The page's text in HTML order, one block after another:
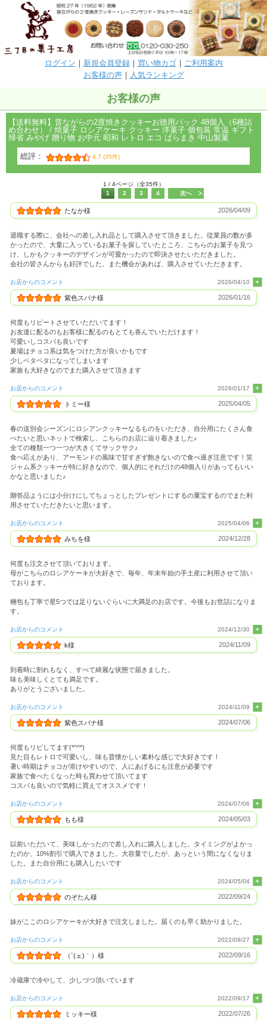
ログイン ｜ 新規会員登録｜ 買い物カゴ｜ ご利用案内
お客様の声｜ 人気ランキング
お客様の声
【送料無料】昔ながらの2度焼きクッキーお徳用パック 48個入（6種詰
め合わせ） / 焼菓子 ロシアケーキ クッキー 洋菓子 個包装 常温 ギフト
帰省 みやげ 贈り物 お中元 昭和 レトロ エコ ばらまき 中山製菓
総評： 4.7 (35件)
1 / 4ページ（全35件）
1
2 3 4 次へ
たなか様 2026/04/09
退職する際に、会社への差し入れ品として購入させて頂きました。従業員の数が多
かったので、大量に入っているお菓子を探していたところ、こちらのお菓子を見つ
け、しかもクッキーのデザインが可愛かったので即決させたいただきました。
会社の皆さんからも好評でした。また機会があれば、購入させていただきます。
お店からのコメント 2026/04/10
紫色スパナ様 2026/01/16
何度もリピートさせていただいてます！
お友達に配るのもお客様に配るのもとても喜んでいただけます！
可愛いしコスパも良いです
夏場はチョコ系は気をつけた方が良いかもです
少しベタベタになってしまいます
家族も大好きなのでまた購入させて頂きます
お店からのコメント 2026/01/17
トミー様 2025/04/05
春の送別会シーズンにロシアンクッキーなるものをいただき、自分用にたくさん食
べたいと思いネットで検索し、こちらのお店に辿り着きました♪
全ての種類一つ一つが大きくてサックサク♪
食べ応えがあり、アーモンドの風味で甘すぎず飽きないので食べ過ぎ注意です！笑
ジャム系クッキーが特に好きなので、個人的にそれだけの48個入りがあってもいい
かなと思いました♪
贈答品ようには小分けにしてちょっとしたプレゼントにするの重宝するのでまた利
用させていただきたいと思います。
お店からのコメント 2025/04/06
みちを様 2024/12/28
何度も注文させて頂いております。
母がこちらのロシアケーキが大好きで、毎年、年末年始の手土産に利用させて頂い
ております。
梱包も丁寧で星5つでは足りないぐらいに大満足のお店です。今後もお世話になりま
す。
お店からのコメント 2024/12/30
k様 2024/11/09
到着時に割れもなく、すべて綺麗な状態で届きました。
味も美味しくとても満足です。
ありがとうございました。
お店からのコメント 2024/11/09
紫色スパナ様 2024/07/06
何度もリピしてます(*^^*)
見た目もレトロで可愛いし、味も昔懐かしい素朴な感じで大好きです！
暑い時期はチョコが溶けやすいので、人にあげるにも注意が必要です
家族で食べたくなった時も買わせて頂いてます
コスパも良いので気軽に買えてオススメです！
お店からのコメント 2024/07/06
もも様 2024/05/03
以前いただいて、美味しかったので差し入れに購入しました。タイミングがよかっ
たのか、10%割引で購入できました。大容量でしたが、あっという間になくなりま
した。また自分用にも購入したいです
お店からのコメント 2024/05/04
のぞたん様 2022/09/24
妹がここのロシアケーキが大好きで注文しました。届くのも早く助かりました。
お店からのコメント 2022/09/27
（´(ェ)｀）様 2022/09/16
冷蔵庫で冷やして、少しづつ頂いています
お店からのコメント 2022/09/17
ミッキー様 2022/07/26